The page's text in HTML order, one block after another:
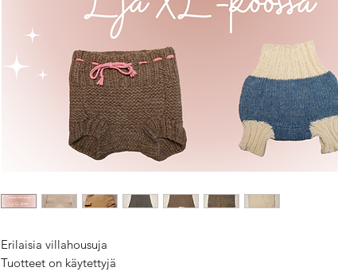
Erilaisia villahousuja
Tuotteet on käytettyjä